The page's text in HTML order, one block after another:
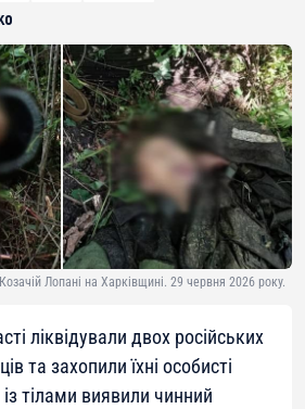
Лопані на Харківщині. 29 червня 2026 року.
ліквідували двох російських
та захопили їхні особисті
тілами виявили чинний